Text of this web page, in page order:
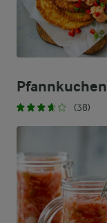
Pfannkuchen
(38)